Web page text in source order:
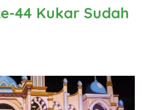
44 Kukar Sudah